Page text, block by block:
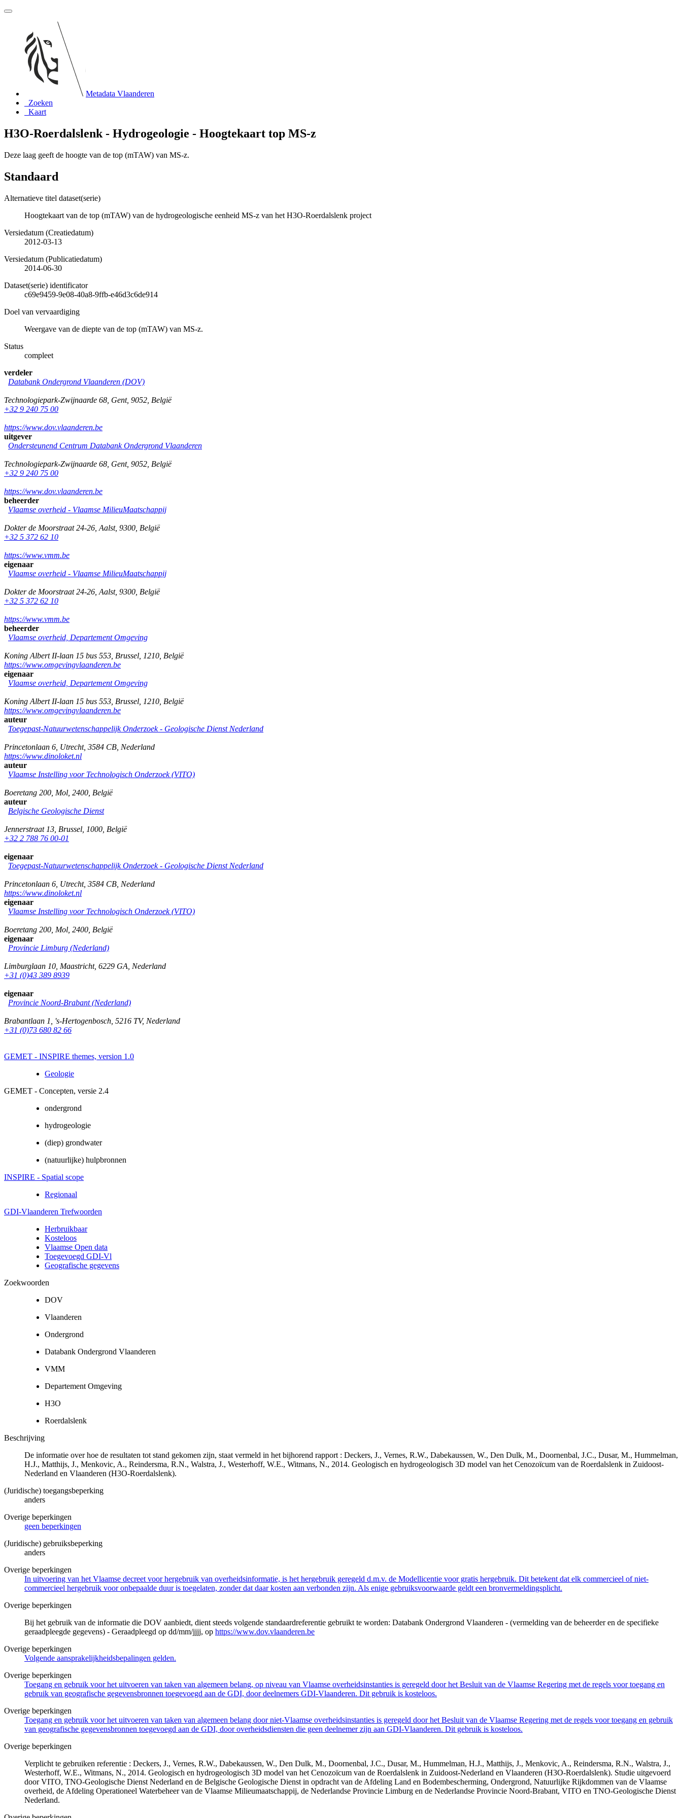
Metadata Vlaanderen
Zoeken
Kaart
H3O-Roerdalslenk - Hydrogeologie - Hoogtekaart top MS-z
Deze laag geeft de hoogte van de top (mTAW) van MS-z.
Standaard
Alternatieve titel dataset(serie)
Hoogtekaart van de top (mTAW) van de hydrogeologische eenheid MS-z van het H3O-Roerdalslenk project
Versiedatum (Creatiedatum)
2012-03-13
Versiedatum (Publicatiedatum)
2014-06-30
Dataset(serie) identificator
c69e9459-9e08-40a8-9ffb-e46d3c6de914
Doel van vervaardiging
Weergave van de diepte van de top (mTAW) van MS-z.
Status
compleet
verdeler
Databank Ondergrond Vlaanderen (DOV)
Technologiepark-Zwijnaarde 68 Gent, 9052 België
+32 9 240 75 00
https://www.dov.vlaanderen.be
uitgever
Ondersteunend Centrum Databank Ondergrond Vlaanderen
Technologiepark-Zwijnaarde 68 Gent, 9052 België
+32 9 240 75 00
https://www.dov.vlaanderen.be
beheerder
Vlaamse overheid - Vlaamse MilieuMaatschappij
Dokter de Moorstraat 24-26 Aalst, 9300 België
+32 5 372 62 10
https://www.vmm.be
eigenaar
Vlaamse overheid - Vlaamse MilieuMaatschappij
Dokter de Moorstraat 24-26 Aalst, 9300 België
+32 5 372 62 10
https://www.vmm.be
beheerder
Vlaamse overheid, Departement Omgeving
Koning Albert II-laan 15 bus 553 Brussel 1210 België
https://www.omgevingvlaanderen.be
eigenaar
Vlaamse overheid, Departement Omgeving
Koning Albert II-laan 15 bus 553 Brussel 1210 België
https://www.omgevingvlaanderen.be
auteur
Toegepast-Natuurwetenschappelijk Onderzoek - Geologische Dienst Nederland
Princetonlaan 6 Utrecht, 3584 CB Nederland
https://www.dinoloket.nl
auteur
Vlaamse Instelling voor Technologisch Onderzoek (VITO)
Boeretang 200 Mol 2400 België
auteur
Belgische Geologische Dienst
Jennerstraat 13 Brussel 1000 België
+32 2 788 76 00-01
eigenaar
Toegepast-Natuurwetenschappelijk Onderzoek - Geologische Dienst Nederland
Princetonlaan 6 Utrecht, 3584 CB Nederland
https://www.dinoloket.nl
eigenaar
Vlaamse Instelling voor Technologisch Onderzoek (VITO)
Boeretang 200 Mol 2400 België
eigenaar
Provincie Limburg (Nederland)
Limburglaan 10 Maastricht, 6229 GA Nederland
+31 (0)43 389 8939
eigenaar
Provincie Noord-Brabant (Nederland)
Brabantlaan 1 's-Hertogenbosch 5216 TV, Nederland
+31 (0)73 680 82 66
GEMET - INSPIRE themes, version 1.0
Geologie
GEMET - Concepten, versie 2.4
ondergrond
hydrogeologie
(diep) grondwater
(natuurlijke) hulpbronnen
INSPIRE - Spatial scope
Regionaal
GDI-Vlaanderen Trefwoorden
Herbruikbaar
Kosteloos
Vlaamse Open data
Toegevoegd GDI-Vl
Geografische gegevens
Zoekwoorden
DOV
Vlaanderen
Ondergrond
Databank Ondergrond Vlaanderen
VMM
Departement Omgeving
H3O
Roerdalslenk
Beschrijving
De informatie over hoe de resultaten tot stand gekomen zijn, staat vermeld in het bijhorend rapport : Deckers, J., Vernes, R.W., Dabekaussen, W., Den Dulk, M., Doornenbal, J.C., Dusar, M., Hummelman,
H.J., Matthijs, J., Menkovic, A., Reindersma, R.N., Walstra, J., Westerhoff, W.E., Witmans, N., 2014. Geologisch en hydrogeologisch 3D model van het Cenozoïcum van de Roerdalslenk in Zuidoost-
Nederland en Vlaanderen (H3O-Roerdalslenk).
(Juridische) toegangsbeperking
anders
Overige beperkingen
geen beperkingen
(Juridische) gebruiksbeperking
anders
Overige beperkingen
In uitvoering van het Vlaamse decreet voor hergebruik van overheidsinformatie, is het hergebruik geregeld d.m.v. de Modellicentie voor gratis hergebruik. Dit betekent dat elk commercieel of niet-
commercieel hergebruik voor onbepaalde duur is toegelaten, zonder dat daar kosten aan verbonden zijn. Als enige gebruiksvoorwaarde geldt een bronvermeldingsplicht.
Overige beperkingen
Bij het gebruik van de informatie die DOV aanbiedt, dient steeds volgende standaardreferentie gebruikt te worden: Databank Ondergrond Vlaanderen - (vermelding van de beheerder en de specifieke
geraadpleegde gegevens) - Geraadpleegd op dd/mm/jjjj, op https://www.dov.vlaanderen.be
Overige beperkingen
Volgende aansprakelijkheidsbepalingen gelden.
Overige beperkingen
Toegang en gebruik voor het uitvoeren van taken van algemeen belang, op niveau van Vlaamse overheidsinstanties is geregeld door het Besluit van de Vlaamse Regering met de regels voor toegang en
gebruik van geografische gegevensbronnen toegevoegd aan de GDI, door deelnemers GDI-Vlaanderen. Dit gebruik is kosteloos.
Overige beperkingen
Toegang en gebruik voor het uitvoeren van taken van algemeen belang door niet-Vlaamse overheidsinstanties is geregeld door het Besluit van de Vlaamse Regering met de regels voor toegang en gebruik
van geografische gegevensbronnen toegevoegd aan de GDI, door overheidsdiensten die geen deelnemer zijn aan GDI-Vlaanderen. Dit gebruik is kosteloos.
Overige beperkingen
Verplicht te gebruiken referentie : Deckers, J., Vernes, R.W., Dabekaussen, W., Den Dulk, M., Doornenbal, J.C., Dusar, M., Hummelman, H.J., Matthijs, J., Menkovic, A., Reindersma, R.N., Walstra, J.,
Westerhoff, W.E., Witmans, N., 2014. Geologisch en hydrogeologisch 3D model van het Cenozoïcum van de Roerdalslenk in Zuidoost-Nederland en Vlaanderen (H3O-Roerdalslenk). Studie uitgevoerd
door VITO, TNO-Geologische Dienst Nederland en de Belgische Geologische Dienst in opdracht van de Afdeling Land en Bodembescherming, Ondergrond, Natuurlijke Rijkdommen van de Vlaamse
overheid, de Afdeling Operationeel Waterbeheer van de Vlaamse Milieumaatschappij, de Nederlandse Provincie Limburg en de Nederlandse Provincie Noord-Brabant, VITO en TNO-Geologische Dienst
Nederland.